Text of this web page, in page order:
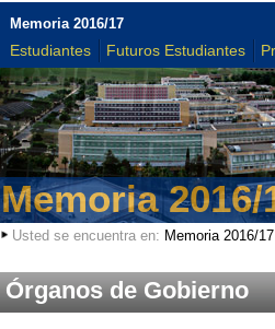
Memoria 2016/17
Estudiantes Futuros Estudiantes
Memoria 2016/
Usted se encuentra en: Memoria 2016/17
Órganos de Gobierno